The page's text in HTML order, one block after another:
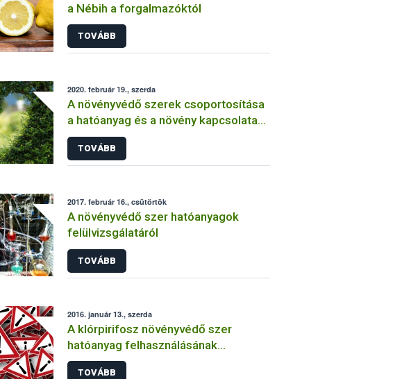
a Nébih a forgalmazóktól
TOVÁBB
2020. február 19., szerda
A növényvédő szerek csoportosítása
a hatóanyag és a növény kapcsolata
szerint
TOVÁBB
2017. február 16., csütörtök
A növényvédő szer hatóanyagok
felülvizsgálatáról
TOVÁBB
2016. január 13., szerda
A klórpirifosz növényvédő szer
hatóanyag felhasználásának
korlátozása
TOVÁBB